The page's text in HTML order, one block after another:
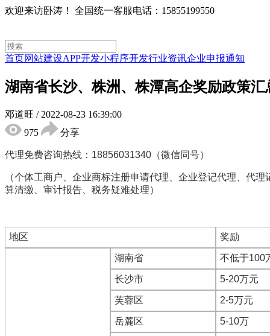
欢迎来访卧涛！ 全国统一客服电话：15855199550
首页网站建设APP开发小程序开发行业资讯企业申报通知
湖南省长沙、株洲、株潭高企奖励政策汇
邓道旺 / 2022-08-23 16:39:00
975
分享
代理免费咨询热线：18856031340（微信同号）
（个体工商户、企业商标注册申请代理、企业登记代理、代
算清缴、审计报告、税务疑难处理）
地区 奖励
湖南省 不低于100
长沙市 5-20万元
芙蓉区 2-5万元
岳麓区 5-10万